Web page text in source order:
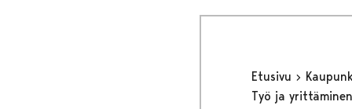
Etusivu
Työ ja